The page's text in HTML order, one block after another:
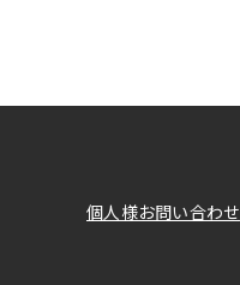
個人様お問い合わせ